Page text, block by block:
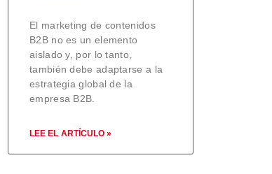
El marketing de contenidos
B2B no es un elemento
aislado y, por lo tanto,
también debe adaptarse a la
estrategia global de la
empresa B2B.
LEE EL ARTÍCULO »